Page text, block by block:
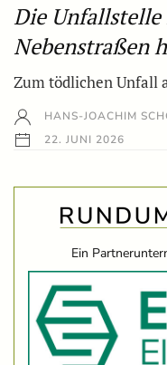
Die Unfallstelle
Nebenstraßen
Zum tödlichen Unfall
HANS-JOACHIM
22. JUNI 2026
Ein